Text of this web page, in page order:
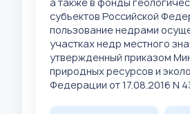
субъектов Российской
пользование недрами
участках недр местного
утвержденный приказом
природных ресурсов и
Федерации от 17.08.2016 N